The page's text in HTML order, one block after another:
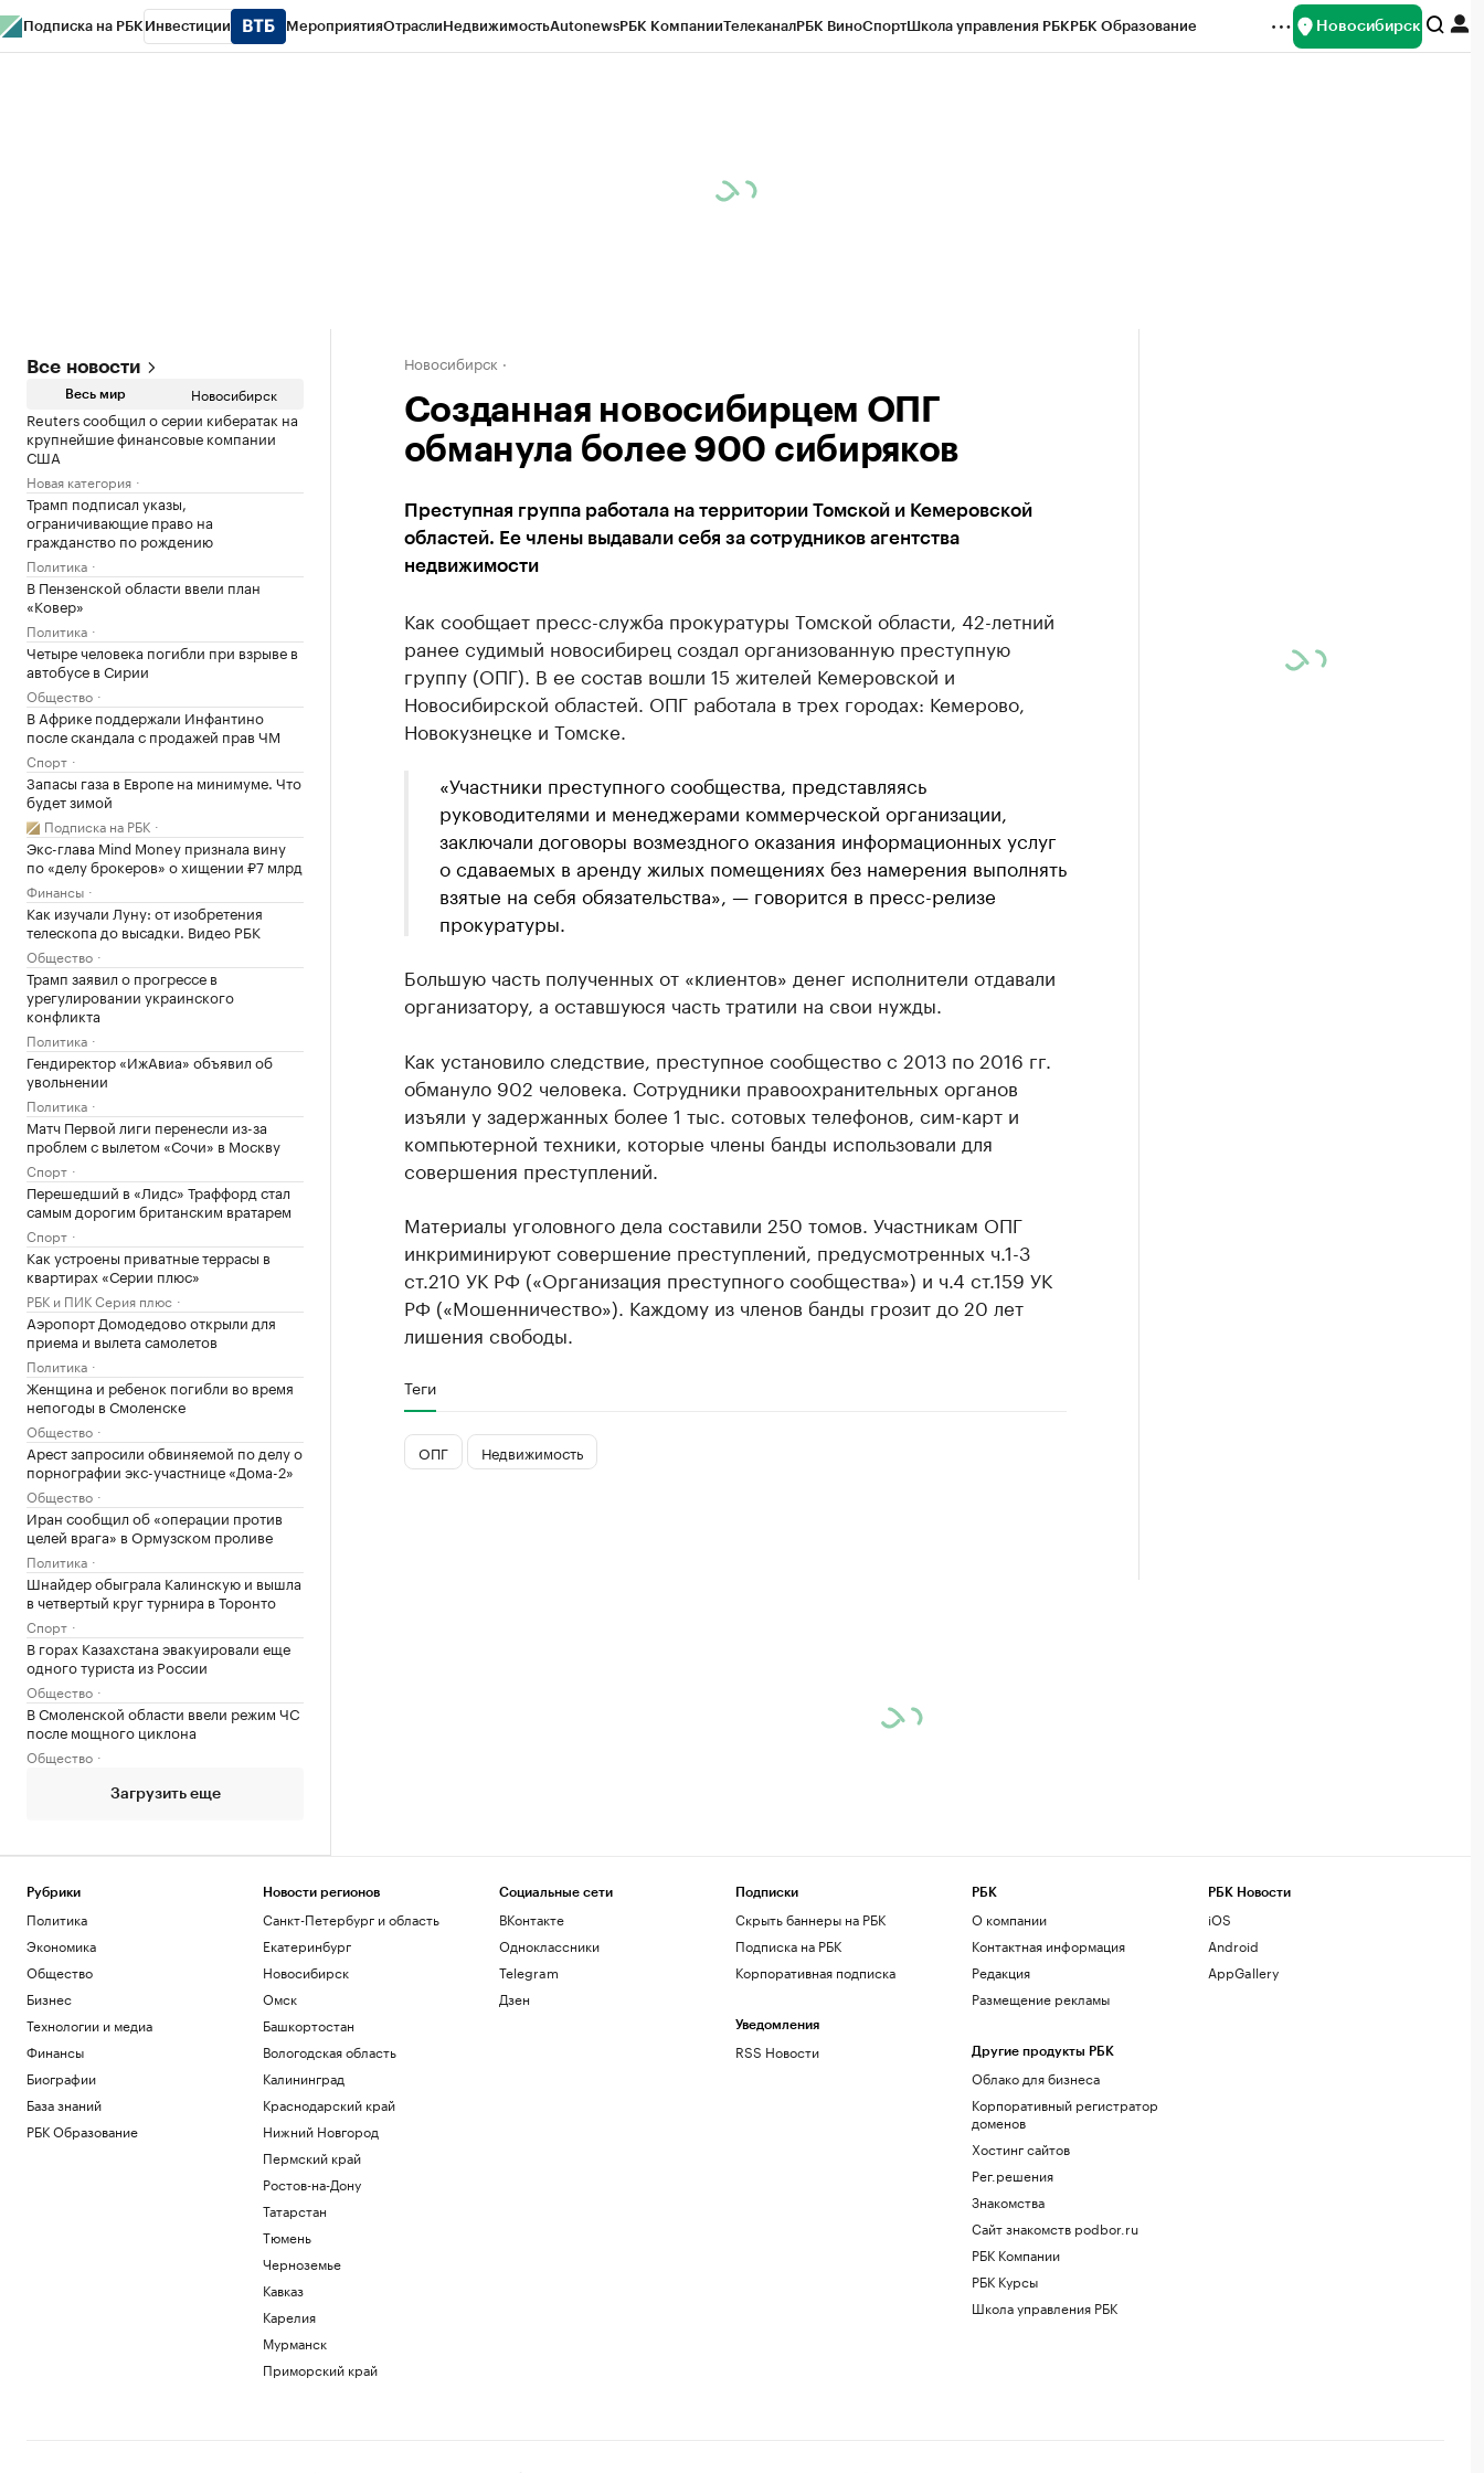
Подписка на РБК Инвестиции МероприятияОтраслиНедвижимостьAutonewsРБК КомпанииТелеканалРБК ВиноСпортШкола управления РБКРБК Образование Новосибирск
Все новости
Весь мир Новосибирск
Reuters сообщил о серии кибератак на
крупнейшие финансовые компании
США
Новая категория
Трамп подписал указы,
ограничивающие право на
гражданство по рождению
Политика
В Пензенской области ввели план
«Ковер»
Политика
Четыре человека погибли при взрыве в
автобусе в Сирии
Общество
В Африке поддержали Инфантино
после скандала с продажей прав ЧМ
Спорт
Запасы газа в Европе на минимуме. Что
будет зимой
Подписка на РБК
Экс-глава Mind Money признала вину
по «делу брокеров» о хищении ₽7 млрд
Финансы
Как изучали Луну: от изобретения
телескопа до высадки. Видео РБК
Общество
Трамп заявил о прогрессе в
урегулировании украинского
конфликта
Политика
Гендиректор «ИжАвиа» объявил об
увольнении
Политика
Матч Первой лиги перенесли из-за
проблем с вылетом «Сочи» в Москву
Спорт
Перешедший в «Лидс» Траффорд стал
самым дорогим британским вратарем
Спорт
Как устроены приватные террасы в
квартирах «Серии плюс»
РБК и ПИК Серия плюс
Аэропорт Домодедово открыли для
приема и вылета самолетов
Политика
Женщина и ребенок погибли во время
непогоды в Смоленске
Общество
Арест запросили обвиняемой по делу о
порнографии экс-участнице «Дома-2»
Общество
Иран сообщил об «операции против
целей врага» в Ормузском проливе
Политика
Шнайдер обыграла Калинскую и вышла
в четвертый круг турнира в Торонто
Спорт
В горах Казахстана эвакуировали еще
одного туриста из России
Общество
В Смоленской области ввели режим ЧС
после мощного циклона
Общество
Загрузить еще
Новосибирск
Созданная новосибирцем ОПГ
обманула более 900 сибиряков
Преступная группа работала на территории Томской и Кемеровской
областей. Ее члены выдавали себя за сотрудников агентства
недвижимости
Как сообщает пресс-служба прокуратуры Томской области, 42-летний
ранее судимый новосибирец создал организованную преступную
группу (ОПГ). В ее состав вошли 15 жителей Кемеровской и
Новосибирской областей. ОПГ работала в трех городах: Кемерово,
Новокузнецке и Томске.
«Участники преступного сообщества, представляясь
руководителями и менеджерами коммерческой организации,
заключали договоры возмездного оказания информационных услуг
о сдаваемых в аренду жилых помещениях без намерения выполнять
взятые на себя обязательства», — говорится в пресс-релизе
прокуратуры.
Большую часть полученных от «клиентов» денег исполнители отдавали
организатору, а оставшуюся часть тратили на свои нужды.
Как установило следствие, преступное сообщество с 2013 по 2016 гг.
обмануло 902 человека. Сотрудники правоохранительных органов
изъяли у задержанных более 1 тыс. сотовых телефонов, сим-карт и
компьютерной техники, которые члены банды использовали для
совершения преступлений.
Материалы уголовного дела составили 250 томов. Участникам ОПГ
инкриминируют совершение преступлений, предусмотренных ч.1-3
ст.210 УК РФ («Организация преступного сообщества») и ч.4 ст.159 УК
РФ («Мошенничество»). Каждому из членов банды грозит до 20 лет
лишения свободы.
Теги
ОПГ Недвижимость
Рубрики
Политика
Экономика
Общество
Бизнес
Технологии и медиа
Финансы
Биографии
База знаний
РБК Образование
Новости регионов
Санкт-Петербург и область
Екатеринбург
Новосибирск
Омск
Башкортостан
Вологодская область
Калининград
Краснодарский край
Нижний Новгород
Пермский край
Ростов-на-Дону
Татарстан
Тюмень
Черноземье
Кавказ
Карелия
Мурманск
Приморский край
Социальные сети
ВКонтакте
Одноклассники
Telegram
Дзен
Подписки
Скрыть баннеры на РБК
Подписка на РБК
Корпоративная подписка
Уведомления
RSS Новости
РБК
О компании
Контактная информация
Редакция
Размещение рекламы
Другие продукты РБК
Облако для бизнеса
Корпоративный регистратор
доменов
Хостинг сайтов
Рег.решения
Знакомства
Сайт знакомств podbor.ru
РБК Компании
РБК Курсы
Школа управления РБК
РБК Новости
iOS
Android
AppGallery